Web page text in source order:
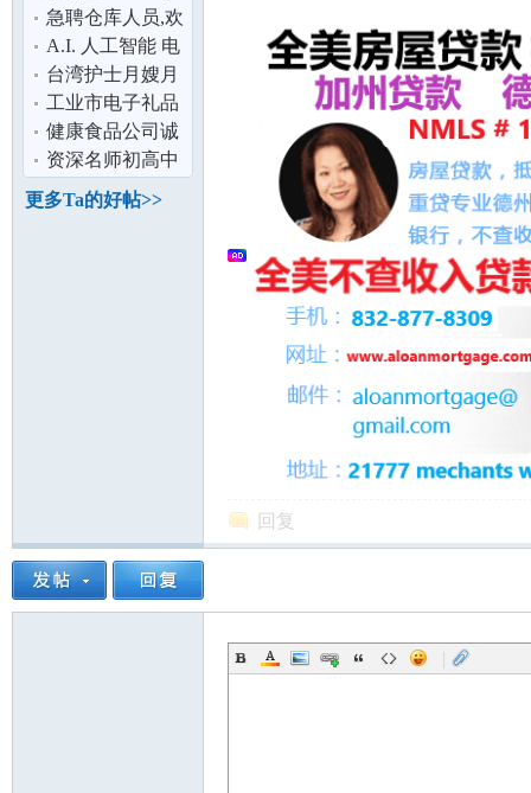
州
中心招聘 护士 医
学助理 前
急聘仓库人员,欢
迎您的加入
A.I. 人工智能 电
脑编程 机器人 网
路安全
台湾护士月嫂月
子餐,经验丰富,人
品好有责任
工业市电子礼品
公司招聘仓管以
及数码打印机
健康食品公司诚
招 销售人员 薪优
资深名师初高中
课后辅导,各种升
学考试备考
更多Ta的好帖>>
回复
|